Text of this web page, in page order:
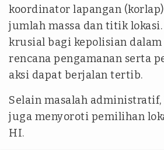
koordinator lapangan
jumlah massa dan titik
krusial bagi kepolisian
rencana pengamanan serta
aksi dapat berjalan tertib.
Selain masalah
juga menyoroti pemilihan
HI.